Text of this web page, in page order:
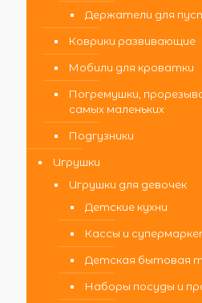
Держатели для
Коврики развивающие
Мобили для кроватки
Погремушки,
самых маленьких
Подгузники
Игрушки
Игрушки для девочек
Детские кухни
Кассы и
Детская бытовая
Наборы посуды и